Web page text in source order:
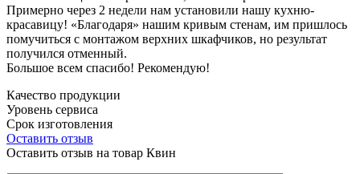
Примерно через 2 недели нам установили нашу кухню-
красавицу! «Благодаря» нашим кривым стенам, им пришлось
помучиться с монтажом верхних шкафчиков, но результат
получился отменный.
Большое всем спасибо! Рекомендую!
Качество продукции
Уровень сервиса
Срок изготовления
Оставить отзыв
Оставить отзыв на товар Квин